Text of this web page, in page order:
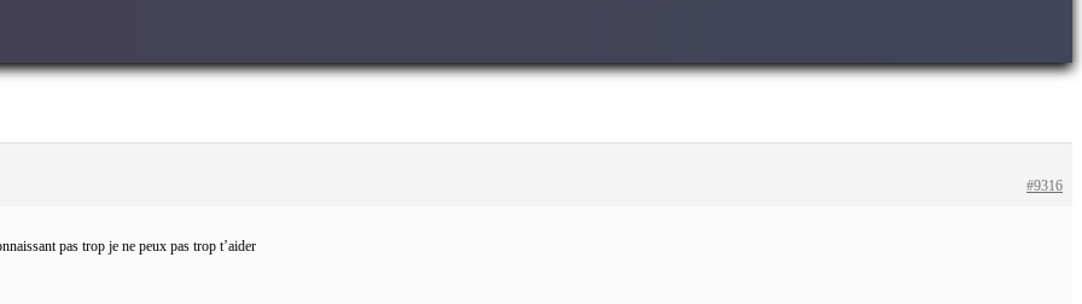
#9316
pas trop je ne peux pas trop t’aider